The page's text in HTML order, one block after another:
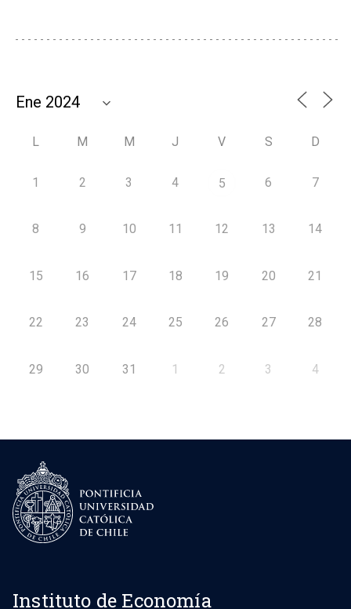
L M M J V S D
1 2 3 4 5 6 7
8 9 10 11 12 13 14
15 16 17 18 19 20 21
22 23 24 25 26 27 28
29 30 31 1 2 3 4
Instituto de Economía